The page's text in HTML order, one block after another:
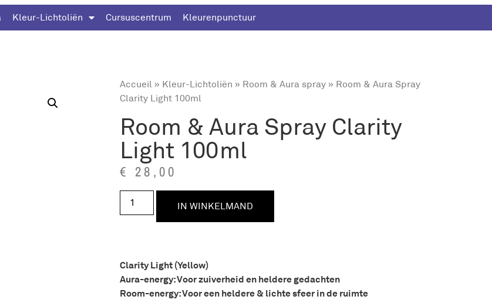
Kleur-Lichtoliën Cursuscentrum Kleurenpunctuur
Accueil » Kleur-Lichtoliën » Room & Aura spray» Room & Aura Spray
Clarity Light 100ml
Room & Aura Spray Clarity
Light 100ml
€ 28,00
IN WINKELMAND
Clarity Light (Yellow)
Aura-energy: Voor zuiverheid en heldere gedachten
Room-energy: Voor een heldere & lichte sfeer in de ruimte